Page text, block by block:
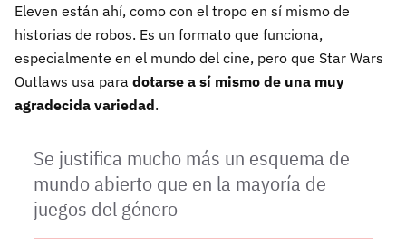
Eleven están ahí, como con el tropo en sí mismo de
historias de robos. Es un formato que funciona,
especialmente en el mundo del cine, pero que Star Wars
Outlaws usa para dotarse a sí mismo de una muy
agradecida variedad.
Se justifica mucho más un esquema de
mundo abierto que en la mayoría de
juegos del género